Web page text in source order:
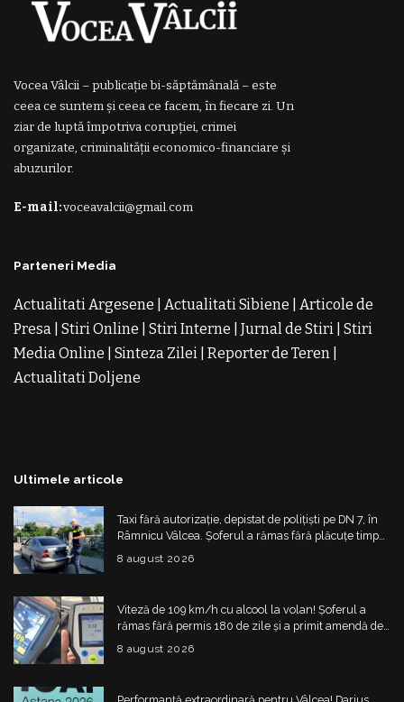
Vocea Vâlcii – publicație bi-săptămânală – este
ceea ce suntem și ceea ce facem, în fiecare zi. Un
ziar de luptă împotriva corupției, crimei
organizate, criminalității economico-financiare și
abuzurilor.
E-mail:voceavalcii@gmail.com
Parteneri Media
Actualitati Argesene Actualitati Sibiene
Articole de
Presa Stiri Online Stiri Interne Jurnal de Stiri Stiri
Media Online
Sinteza Zilei Reporter de Teren
Actualitati Doljene
Ultimele articole
Taxi fără autorizație, depistat de polițiști pe DN 7, în
Râmnicu Vâlcea. Șoferul a rămas fără plăcuțe timp
de 6 luni
8 august 2026
Viteză de 109 km/h cu alcool la volan! Șoferul a
rămas fără permis 180 de zile și a primit amendă de
4.325 de lei
8 august 2026